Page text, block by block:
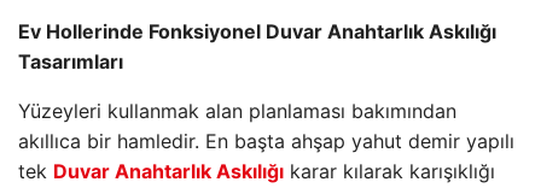
Ev Hollerinde Fonksiyonel Duvar Anahtarlık Askılığı
Tasarımları
Yüzeyleri kullanmak alan planlaması bakımından
akıllıca bir hamledir. En başta ahşap yahut demir yapılı
tek Duvar Anahtarlık Askılığı karar kılarak karışıklığı